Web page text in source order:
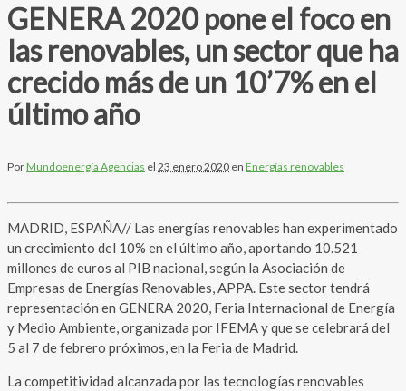
GENERA 2020 pone el foco en
las renovables, un sector que ha
crecido más de un 10’7% en el
último año
PorMundoenergía Agencias el 23 enero 2020 en Energías renovables
MADRID, ESPAÑA// Las energías renovables han experimentado
un crecimiento del 10% en el último año, aportando 10.521
millones de euros al PIB nacional, según la Asociación de
Empresas de Energías Renovables, APPA. Este sector tendrá
representación en GENERA 2020, Feria Internacional de Energía
y Medio Ambiente, organizada por IFEMA y que se celebrará del
5 al 7 de febrero próximos, en la Feria de Madrid.
La competitividad alcanzada por las tecnologías renovables